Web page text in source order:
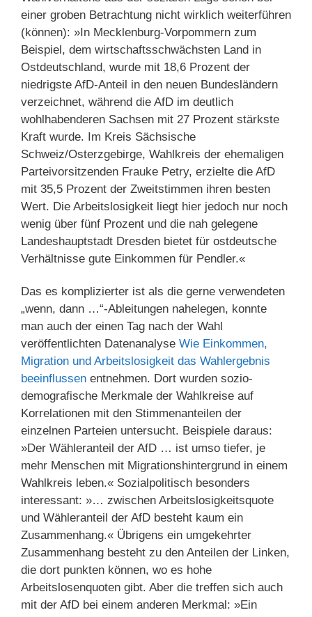
einer groben Betrachtung nicht wirklich weiterführen
(können): »In Mecklenburg-Vorpommern zum
Beispiel, dem wirtschaftsschwächsten Land in
Ostdeutschland, wurde mit 18,6 Prozent der
niedrigste AfD-Anteil in den neuen Bundesländern
verzeichnet, während die AfD im deutlich
wohlhabenderen Sachsen mit 27 Prozent stärkste
Kraft wurde. Im Kreis Sächsische
Schweiz/Osterzgebirge, Wahlkreis der ehemaligen
Parteivorsitzenden Frauke Petry, erzielte die AfD
mit 35,5 Prozent der Zweitstimmen ihren besten
Wert. Die Arbeitslosigkeit liegt hier jedoch nur noch
wenig über fünf Prozent und die nah gelegene
Landeshauptstadt Dresden bietet für ostdeutsche
Verhältnisse gute Einkommen für Pendler.«
Das es komplizierter ist als die gerne verwendeten
„wenn, dann …“-Ableitungen nahelegen, konnte
man auch der einen Tag nach der Wahl
veröffentlichten Datenanalyse Wie Einkommen,
Migration und Arbeitslosigkeit das Wahlergebnis
beeinflussen entnehmen. Dort wurden sozio-
demografische Merkmale der Wahlkreise auf
Korrelationen mit den Stimmenanteilen der
einzelnen Parteien untersucht. Beispiele daraus:
»Der Wähleranteil der AfD … ist umso tiefer, je
mehr Menschen mit Migrationshintergrund in einem
Wahlkreis leben.« Sozialpolitisch besonders
interessant: »… zwischen Arbeitslosigkeitsquote
und Wähleranteil der AfD besteht kaum ein
Zusammenhang.« Übrigens ein umgekehrter
Zusammenhang besteht zu den Anteilen der Linken,
die dort punkten können, wo es hohe
Arbeitslosenquoten gibt. Aber die treffen sich auch
mit der AfD bei einem anderen Merkmal: »Ein